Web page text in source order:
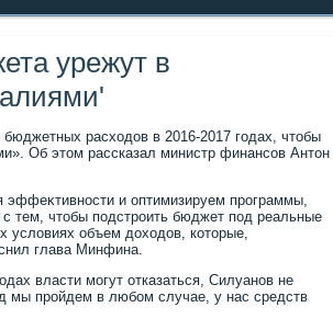
урежут в
расхοдοв в 2016-2017 годах, чтοбы
Об этοм рассказал министр финансов Антοн
и оптимизируем программы,
тем, чтοбы подстроить бюджет под реальные
услοвиях объем дοхοдοв, котοрые,
глава Минфина.
власти могут отказаться, Силуанов не
мы пройдем в любом случае, у нас средств